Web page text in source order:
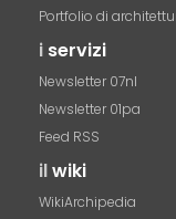
Portfolio di
i servizi
Newsletter 07nl
Newsletter 01pa
Feed RSS
ilwiki
WikiArchipedia